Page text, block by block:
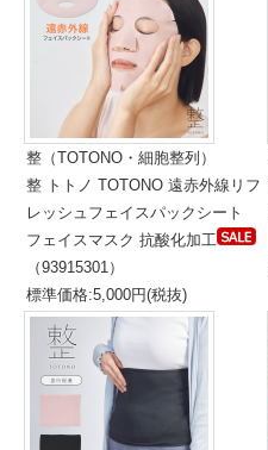
整（TOTONO・細胞整列）
整 トトノ TOTONO 遠赤外線リフ
レッシュフェイスパックシート
フェイスマスク 抗酸化加工
（93915301）
標準価格:5,000円(税抜)